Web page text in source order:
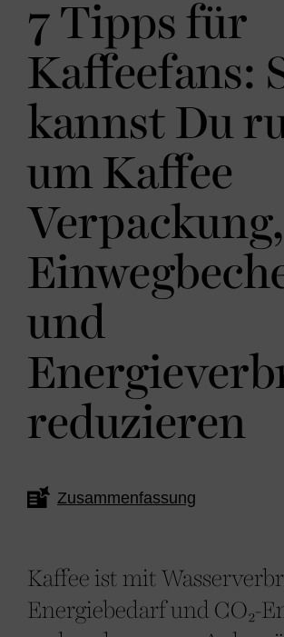
7 Tipps für
Kaffeefans:
kannst Du
um Kaffee
Verpackung,
und
reduzieren
Zusammenfassung
Kaffee ist mit
Energiebedarf und CO₂-